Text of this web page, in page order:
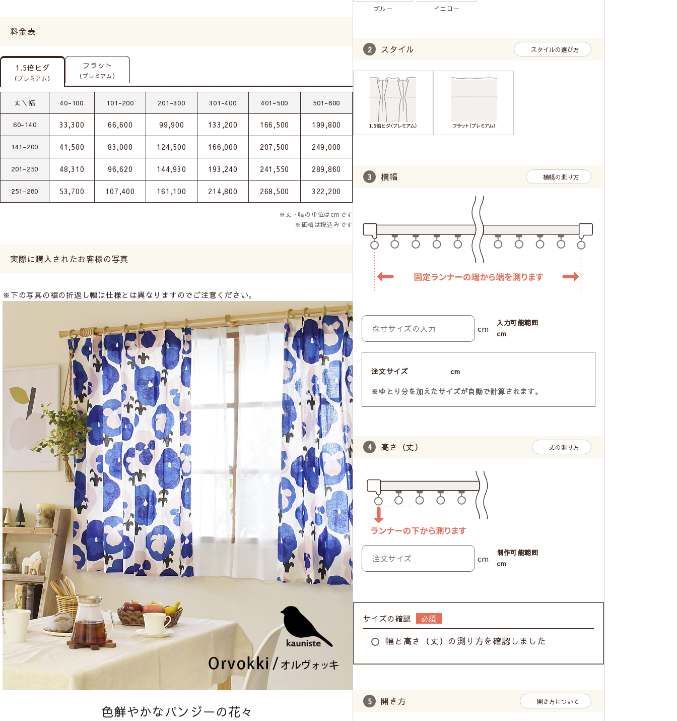
料金表
1.5倍ヒダ
（プレミアム）
フラット
（プレミアム）
丈＼幅 40-100 101-200 201-300 301-400 401-500 501-600
60-140 33,300 66,600 99,900 133,200 166,500 199,800
141-200 41,500 83,000 124,500 166,000 207,500 249,000
201-250 48,310 96,620 144,930 193,240 241,550 289,860
251-280 53,700 107,400 161,100 214,800 268,500 322,200
※丈・幅の単位はcmです
※価格は税込みです
実際に購入されたお客様の写真
※下の写真の裾の折返し幅は仕様とは異なりますのでご注意ください。
色鮮やかなパンジーの花々
ブルー イエロー
スタイル スタイルの選び方
横幅 横幅の測り方
cm
入力可能範囲
cm
注文サイズ cm
※ゆとり分を加えたサイズが自動で計算されます。
高さ（丈） 丈の測り方
cm
制作可能範囲
cm
サイズの確認
幅と高さ（丈）の測り方を確認しました
開き方 開き方について